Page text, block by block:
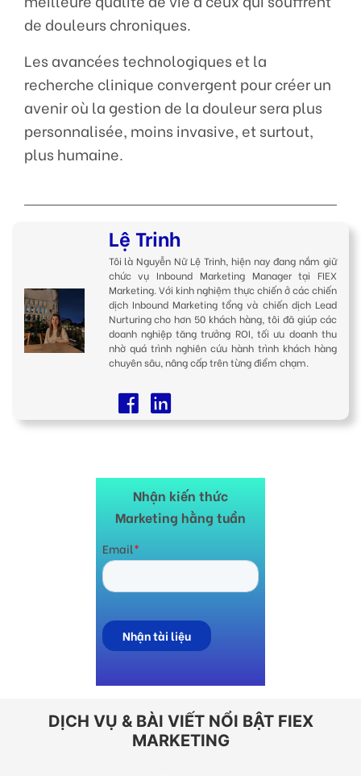
de douleurs chroniques.
Les avancées technologiques et la
recherche clinique convergent pour créer un
avenir où la gestion de la douleur sera plus
personnalisée, moins invasive, et surtout,
plus humaine.
Lệ Trinh
Tôi là Nguyễn Nữ Lệ Trinh, hiện nay đang nắm giữ
chức vụ Inbound Marketing Manager tại FIEX
Marketing. Với kinh nghiệm thực chiến ở các chiến
dịch Inbound Marketing tổng và chiến dịch Lead
Nurturing cho hơn 50 khách hàng, tôi đã giúp các
doanh nghiệp tăng trưởng ROI, tối ưu doanh thu
nhờ quá trình nghiên cứu hành trình khách hàng
chuyên sâu, nâng cấp trên từng điểm chạm.
Nhận kiến thức
Marketing hằng tuần
DỊCH VỤ & BÀI VIẾT NỔI BẬT FIEX
MARKETING